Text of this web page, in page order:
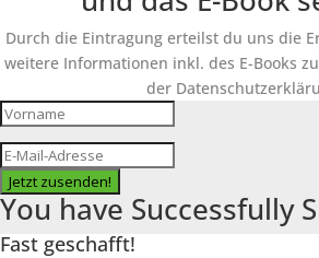
Durch die Eintragung erteilst du uns die
weitere Informationen inkl. des E-Books
der
Jetzt zusenden!
You have Successfully
Fast geschafft!